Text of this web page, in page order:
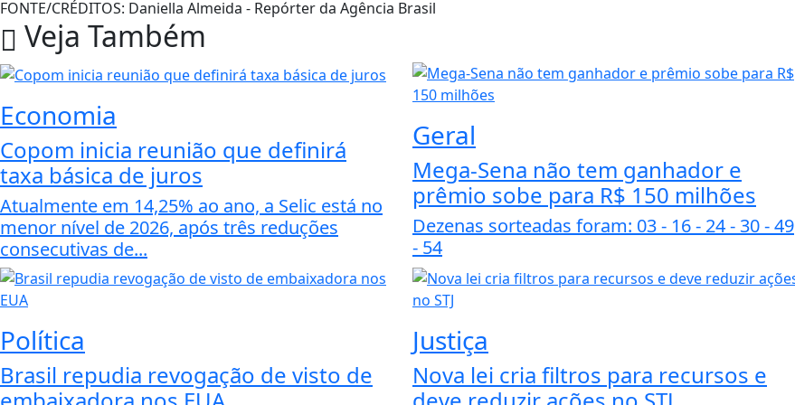
FONTE/CRÉDITOS: Daniella Almeida - Repórter da Agência Brasil
Veja Também
Economia
Copom inicia reunião que definirá
taxa básica de juros
Atualmente em 14,25% ao ano, a Selic está no
menor nível de 2026, após três reduções
consecutivas de...
Geral
Mega-Sena não tem ganhador e
prêmio sobe para R$ 150 milhões
Dezenas sorteadas foram: 03 - 16 - 24 - 30 - 49
- 54
Política
Brasil repudia revogação de visto de
Justiça
Nova lei cria filtros para recursos e